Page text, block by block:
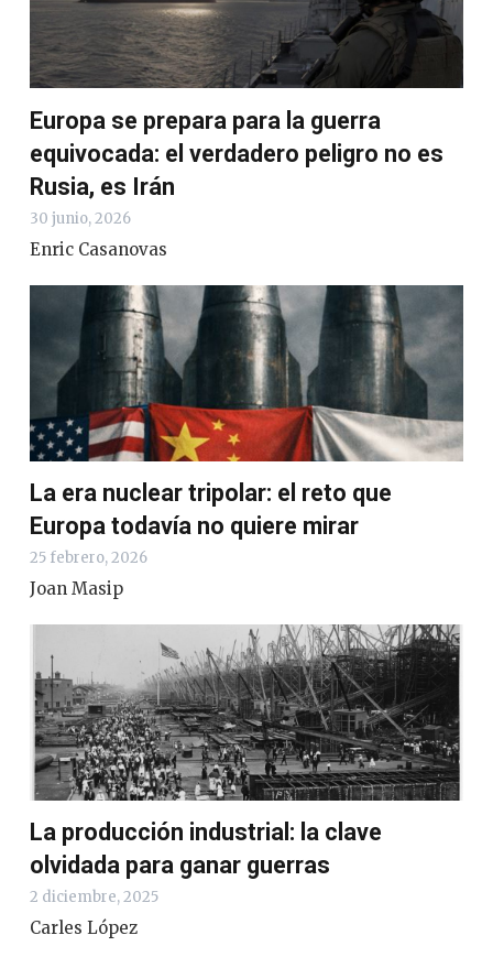
Europa se prepara para la guerra
equivocada: el verdadero peligro no es
Rusia, es Irán
30 junio, 2026
Enric Casanovas
La era nuclear tripolar: el reto que
Europa todavía no quiere mirar
25 febrero, 2026
Joan Masip
La producción industrial: la clave
olvidada para ganar guerras
2 diciembre, 2025
Carles López